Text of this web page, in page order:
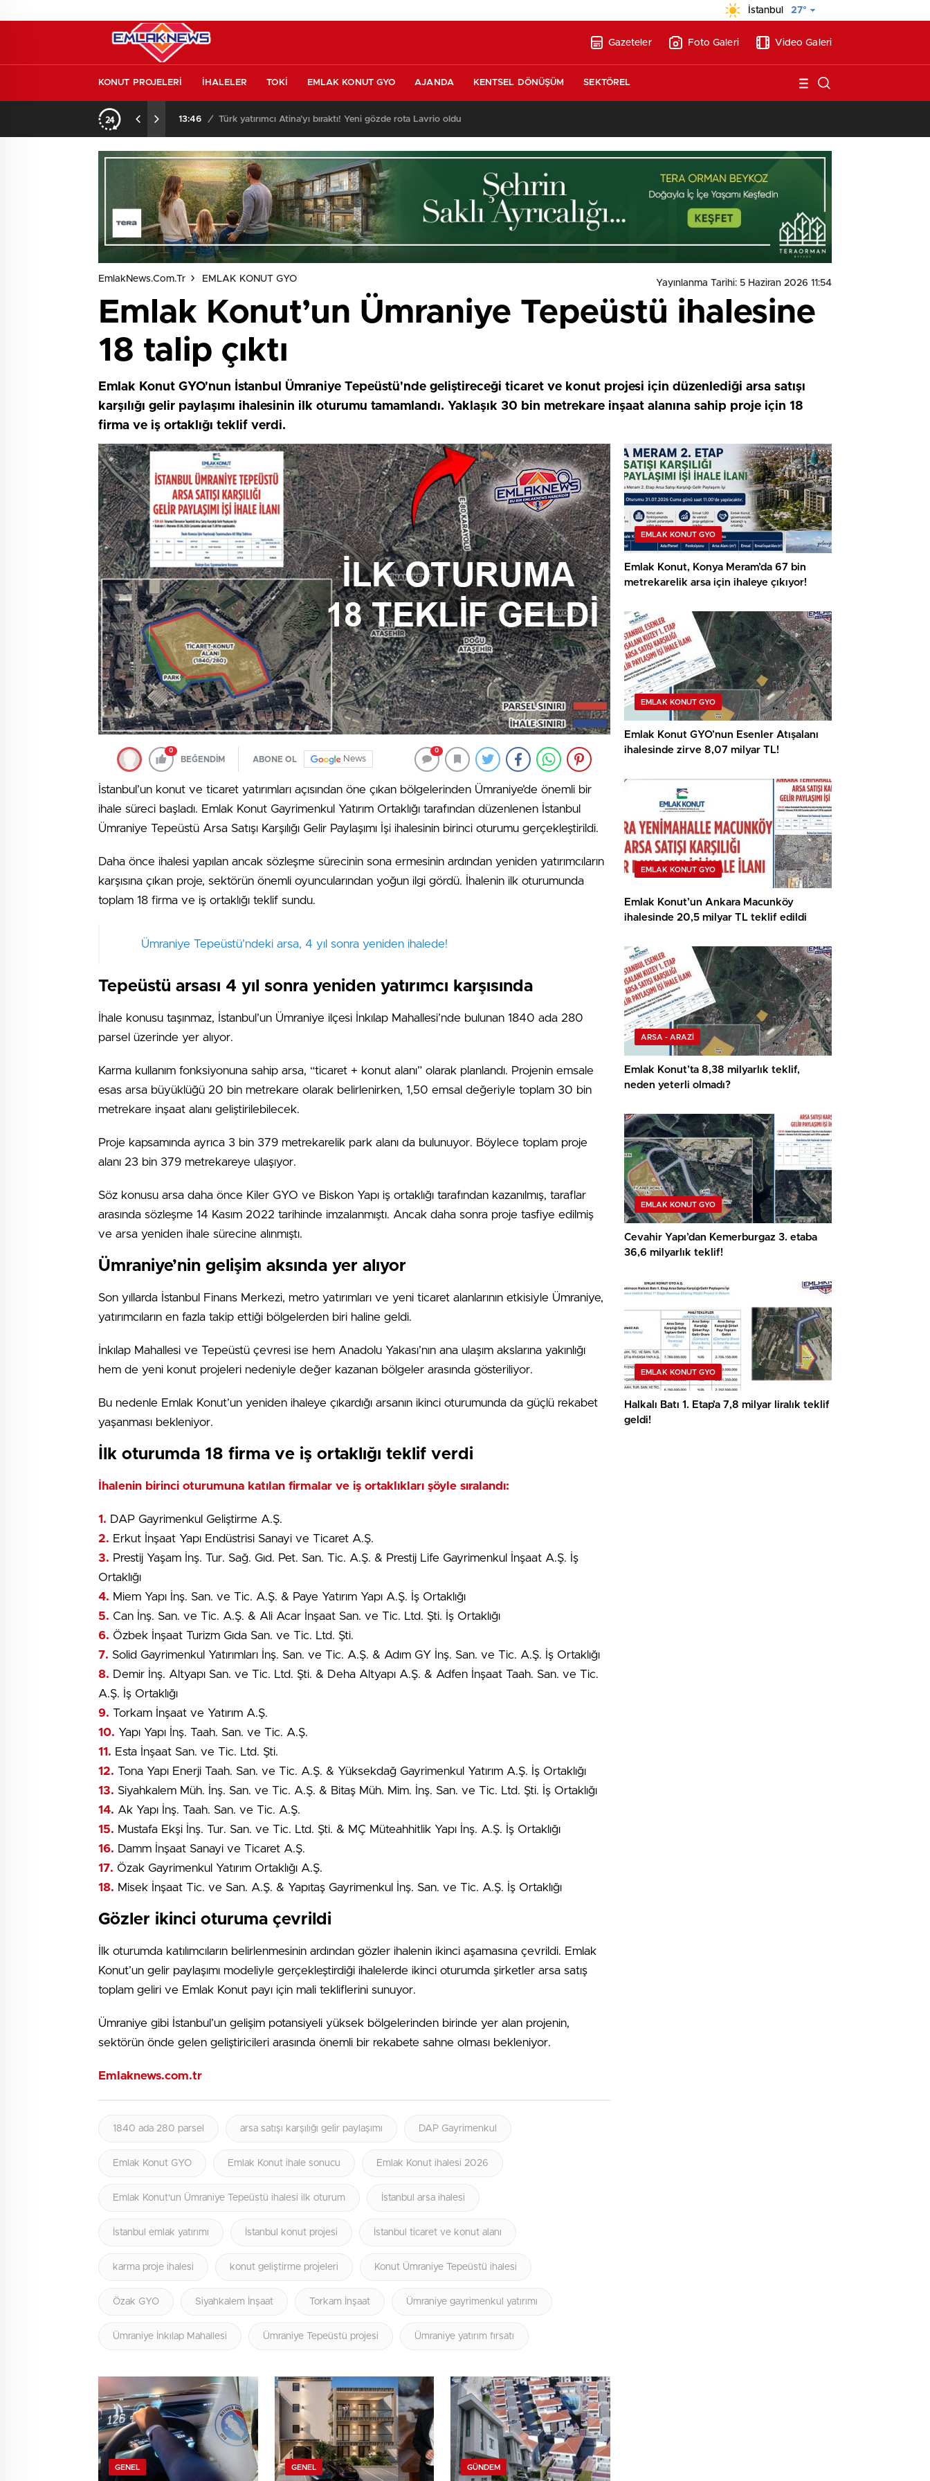
İstanbul 27°
Gazeteler Foto Galeri Video Galeri
KONUT PROJELERİ İHALELER TOKİ EMLAK KONUT GYO AJANDA KENTSEL DÖNÜŞÜM SEKTÖREL
13:26 / Vakıf Karaca Villaları’nda satılık 10 tripleks villa! 400 milyon liraya!
EmlakNews.com.tr EMLAK KONUT GYO Yayınlanma Tarihi: 5 Haziran 2026 11:54
Emlak Konut’un Ümraniye Tepeüstü ihalesine
18 talip çıktı
Emlak Konut GYO'nun İstanbul Ümraniye Tepeüstü'nde geliştireceği ticaret ve konut projesi için düzenlediği arsa satışı
karşılığı gelir paylaşımı ihalesinin ilk oturumu tamamlandı. Yaklaşık 30 bin metrekare inşaat alanına sahip proje için 18
firma ve iş ortaklığı teklif verdi.
0
BEĞENDİM ABONE OL News
0
İstanbul’un konut ve ticaret yatırımları açısından öne çıkan bölgelerinden Ümraniye’de önemli bir
ihale süreci başladı. Emlak Konut Gayrimenkul Yatırım Ortaklığı tarafından düzenlenen İstanbul
Ümraniye Tepeüstü Arsa Satışı Karşılığı Gelir Paylaşımı İşi ihalesinin birinci oturumu gerçekleştirildi.
Daha önce ihalesi yapılan ancak sözleşme sürecinin sona ermesinin ardından yeniden yatırımcıların
karşısına çıkan proje, sektörün önemli oyuncularından yoğun ilgi gördü. İhalenin ilk oturumunda
toplam 18 firma ve iş ortaklığı teklif sundu.
Ümraniye Tepeüstü’ndeki arsa, 4 yıl sonra yeniden ihalede!
Tepeüstü arsası 4 yıl sonra yeniden yatırımcı karşısında
İhale konusu taşınmaz, İstanbul’un Ümraniye ilçesi İnkılap Mahallesi’nde bulunan 1840 ada 280
parsel üzerinde yer alıyor.
Karma kullanım fonksiyonuna sahip arsa, “ticaret + konut alanı” olarak planlandı. Projenin emsale
esas arsa büyüklüğü 20 bin metrekare olarak belirlenirken, 1,50 emsal değeriyle toplam 30 bin
metrekare inşaat alanı geliştirilebilecek.
Proje kapsamında ayrıca 3 bin 379 metrekarelik park alanı da bulunuyor. Böylece toplam proje
alanı 23 bin 379 metrekareye ulaşıyor.
Söz konusu arsa daha önce Kiler GYO ve Biskon Yapı iş ortaklığı tarafından kazanılmış, taraflar
arasında sözleşme 14 Kasım 2022 tarihinde imzalanmıştı. Ancak daha sonra proje tasfiye edilmiş
ve arsa yeniden ihale sürecine alınmıştı.
Ümraniye’nin gelişim aksında yer alıyor
Son yıllarda İstanbul Finans Merkezi, metro yatırımları ve yeni ticaret alanlarının etkisiyle Ümraniye,
yatırımcıların en fazla takip ettiği bölgelerden biri haline geldi.
İnkılap Mahallesi ve Tepeüstü çevresi ise hem Anadolu Yakası’nın ana ulaşım akslarına yakınlığı
hem de yeni konut projeleri nedeniyle değer kazanan bölgeler arasında gösteriliyor.
Bu nedenle Emlak Konut’un yeniden ihaleye çıkardığı arsanın ikinci oturumunda da güçlü rekabet
yaşanması bekleniyor.
İlk oturumda 18 firma ve iş ortaklığı teklif verdi
İhalenin birinci oturumuna katılan firmalar ve iş ortaklıkları şöyle sıralandı:
1. DAP Gayrimenkul Geliştirme A.Ş.
2. Erkut İnşaat Yapı Endüstrisi Sanayi ve Ticaret A.Ş.
3. Prestij Yaşam İnş. Tur. Sağ. Gıd. Pet. San. Tic. A.Ş. & Prestij Life Gayrimenkul İnşaat A.Ş. İş
Ortaklığı
4. Miem Yapı İnş. San. ve Tic. A.Ş. & Paye Yatırım Yapı A.Ş. İş Ortaklığı
5. Can İnş. San. ve Tic. A.Ş. & Ali Acar İnşaat San. ve Tic. Ltd. Şti. İş Ortaklığı
6. Özbek İnşaat Turizm Gıda San. ve Tic. Ltd. Şti.
7. Solid Gayrimenkul Yatırımları İnş. San. ve Tic. A.Ş. & Adım GY İnş. San. ve Tic. A.Ş. İş Ortaklığı
8. Demir İnş. Altyapı San. ve Tic. Ltd. Şti. & Deha Altyapı A.Ş. & Adfen İnşaat Taah. San. ve Tic.
A.Ş. İş Ortaklığı
9. Torkam İnşaat ve Yatırım A.Ş.
10. Yapı Yapı İnş. Taah. San. ve Tic. A.Ş.
11. Esta İnşaat San. ve Tic. Ltd. Şti.
12. Tona Yapı Enerji Taah. San. ve Tic. A.Ş. & Yüksekdağ Gayrimenkul Yatırım A.Ş. İş Ortaklığı
13. Siyahkalem Müh. İnş. San. ve Tic. A.Ş. & Bitaş Müh. Mim. İnş. San. ve Tic. Ltd. Şti. İş Ortaklığı
14. Ak Yapı İnş. Taah. San. ve Tic. A.Ş.
15. Mustafa Ekşi İnş. Tur. San. ve Tic. Ltd. Şti. & MÇ Müteahhitlik Yapı İnş. A.Ş. İş Ortaklığı
16. Damm İnşaat Sanayi ve Ticaret A.Ş.
17. Özak Gayrimenkul Yatırım Ortaklığı A.Ş.
18. Misek İnşaat Tic. ve San. A.Ş. & Yapıtaş Gayrimenkul İnş. San. ve Tic. A.Ş. İş Ortaklığı
Gözler ikinci oturuma çevrildi
İlk oturumda katılımcıların belirlenmesinin ardından gözler ihalenin ikinci aşamasına çevrildi. Emlak
Konut’un gelir paylaşımı modeliyle gerçekleştirdiği ihalelerde ikinci oturumda şirketler arsa satış
toplam geliri ve Emlak Konut payı için mali tekliflerini sunuyor.
Ümraniye gibi İstanbul’un gelişim potansiyeli yüksek bölgelerinden birinde yer alan projenin,
sektörün önde gelen geliştiricileri arasında önemli bir rekabete sahne olması bekleniyor.
Emlaknews.com.tr
1840 ada 280 parsel arsa satışı karşılığı gelir paylaşımı DAP Gayrimenkul
Emlak Konut GYO Emlak Konut ihale sonucu Emlak Konut ihalesi 2026
Emlak Konut'un Ümraniye Tepeüstü ihalesi ilk oturum İstanbul arsa ihalesi
İstanbul emlak yatırımı İstanbul konut projesi İstanbul ticaret ve konut alanı
karma proje ihalesi konut geliştirme projeleri Konut Ümraniye Tepeüstü ihalesi
Özak GYO Siyahkalem İnşaat Torkam İnşaat Ümraniye gayrimenkul yatırımı
Ümraniye İnkılap Mahallesi Ümraniye Tepeüstü projesi Ümraniye yatırım fırsatı
GENEL GENEL GÜNDEM
EMLAK KONUT GYO
Emlak Konut, Konya Meram’da 67 bin
metrekarelik arsa için ihaleye çıkıyor!
EMLAK KONUT GYO
Emlak Konut GYO’nun Esenler Atışalanı
ihalesinde zirve 8,07 milyar TL!
EMLAK KONUT GYO
Emlak Konut’un Ankara Macunköy
ihalesinde 20,5 milyar TL teklif edildi
ARSA - ARAZİ
Emlak Konut’ta 8,38 milyarlık teklif,
neden yeterli olmadı?
EMLAK KONUT GYO
Cevahir Yapı’dan Kemerburgaz 3. etaba
36,6 milyarlık teklif!
EMLAK KONUT GYO
Halkalı Batı 1. Etap’a 7,8 milyar liralık teklif
geldi!